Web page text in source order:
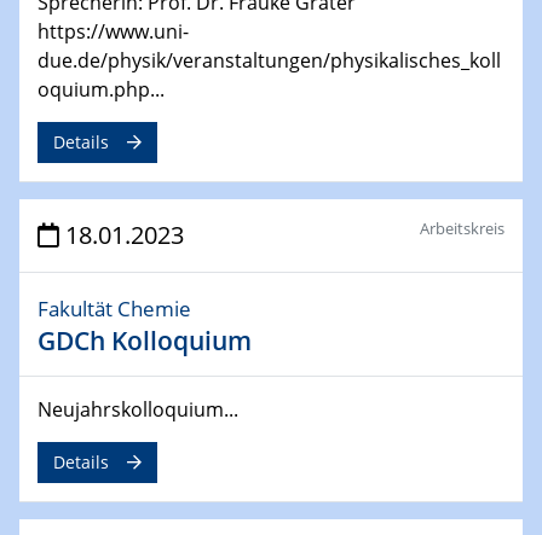
02.05.2023 - 04.05.2023
CENIDE Conference
04.05.2023
Ringvorlesung
Grüne Transformation oder Greenwashing?
Klimaschutz und Nachhaltigkeit in der Kunstmuseums-
und Ausstellungspolitik
Defects in Two-dimensional Materials
750. WE-Heraeus-Seminar
11.05.2023
Ringvorlesung
Mission Possible – Klimaneutrale Stahlindustrie im
Ruhrgebiet
https://www.uni-
due.de/physik/veranstaltungen/physikalisches_koll
oquium.php...
Details
18.01.2023 Arbeitskreis
Fakultät Chemie
GDCh Kolloquium
Neujahrskolloquium...
Details